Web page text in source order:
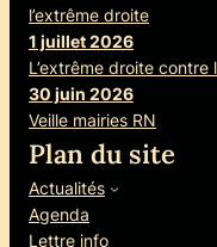
l’extrême droite
1 juillet 2026
L’extrême droite contre
30 juin 2026
Veille mairies RN
Plan du site
Actualités
Agenda
Lettre info